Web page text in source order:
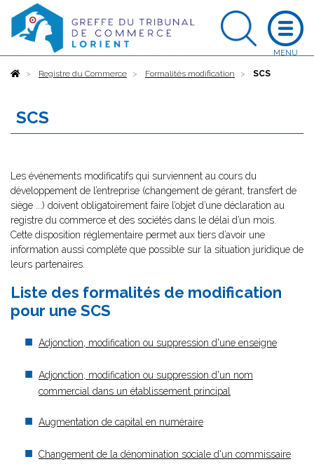
AccueilRegistre du Commerce Formalités modification SCS
SCS
Les événements modificatifs qui surviennent au cours du
développement de l’entreprise (changement de gérant, transfert de
siège ...) doivent obligatoirement faire l’objet d’une déclaration au
registre du commerce et des sociétés dans le délai d’un mois.
Cette disposition réglementaire permet aux tiers d’avoir une
information aussi complète que possible sur la situation juridique de
leurs partenaires.
Liste des formalités de modification
pour une SCS
Adjonction, modification ou suppression d'une enseigne
Adjonction, modification ou suppression d'un nom
commercial dans un établissement principal
Augmentation de capital en numéraire
Changement de la dénomination sociale d'un commissaire